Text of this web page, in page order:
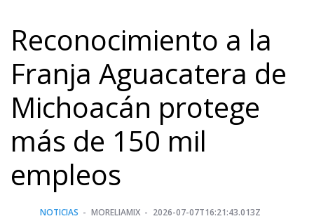
Reconocimiento a la
Franja Aguacatera de
Michoacán protege
más de 150 mil
empleos
NOTICIAS MORELIAMIX 2026-07-07T16:21:43.013Z